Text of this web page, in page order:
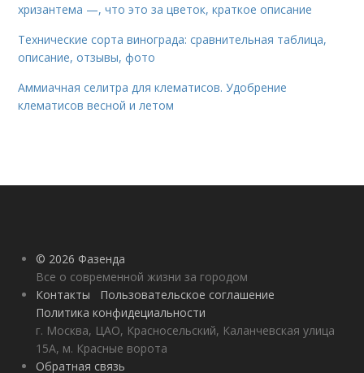
хризантема —, что это за цветок, краткое описание
Технические сорта винограда: сравнительная таблица,
описание, отзывы, фото
Аммиачная селитра для клематисов. Удобрение
клематисов весной и летом
© 2026 Фазенда
Все о современной жизни за городом
Контакты
Пользовательское соглашение
Политика конфидециальности
г. Москва, ЦАО, Красносельский, Каланчевская улица
15А, м. Красные ворота
Обратная связь